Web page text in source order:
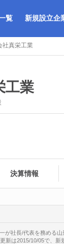
覧 新規設立企
社真栄工業
工業
決算情報
が社長/代表を務める
新は2015/10/05で、新